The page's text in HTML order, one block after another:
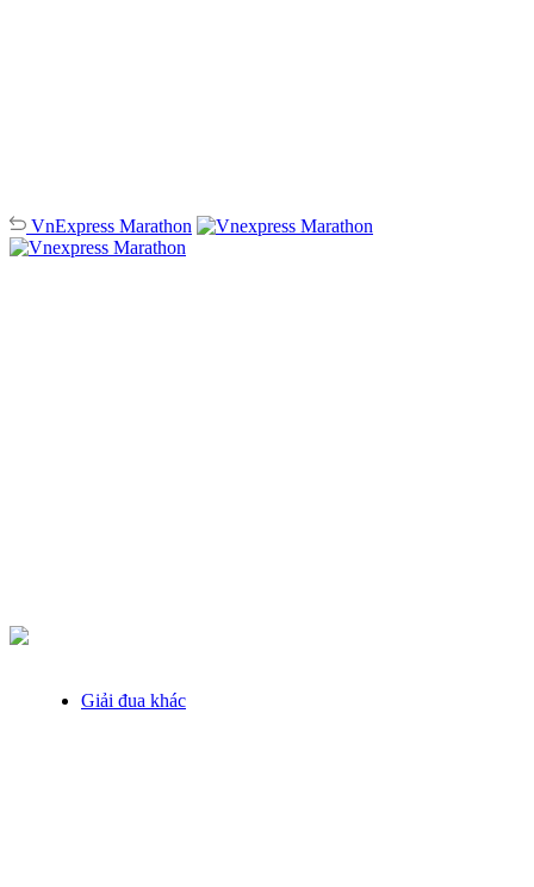
VnExpress Marathon
Giải đua khác